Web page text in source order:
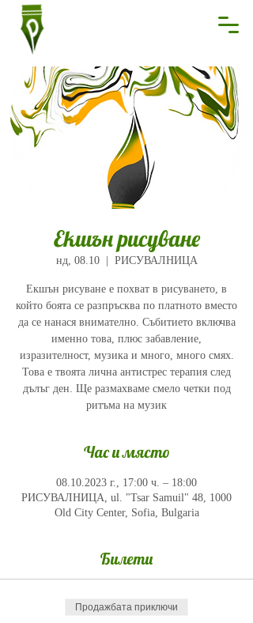
Екшън рисуване
нд, 08.10
  |
РИСУВАЛНИЦА
Екшън рисуване е похват в рисуването, в
който боята се разпръсква по платното вместо
да се нанася внимателно. Събитието включва
именно това, плюс забавление,
изразителност, музика и много, много смях.
Това е твоята лична антистрес терапия след
дълъг ден. Ще размахваме смело четки под
ритъма на музик
Час и място
08.10.2023 г., 17:00 ч. – 18:00
РИСУВАЛНИЦА, ul. "Tsar Samuil" 48, 1000
Old City Center, Sofia, Bulgaria
Билети
Продажбата приключи